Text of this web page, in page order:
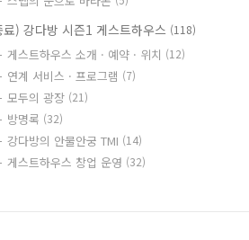
료) 강다방 시즌1 게스트하우스 (118)
게스트하우스 소개 · 예약 · 위치 (12)
연계 서비스 · 프로그램 (7)
모두의 광장 (21)
방명록 (32)
강다방의 안물안궁 TMI (14)
게스트하우스 창업 운영 (32)